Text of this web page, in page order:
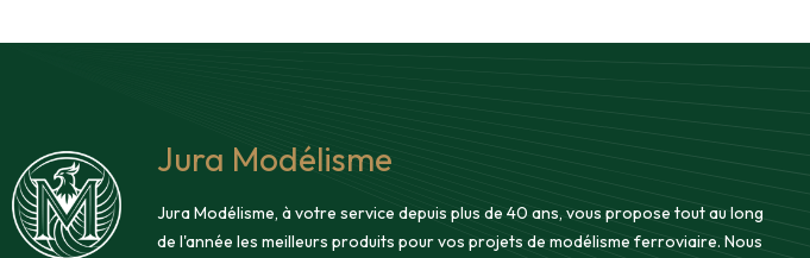
Jura Modélisme
Jura Modélisme, à votre service depuis plus de 40 ans, vous propose tout au long
de l'année les meilleurs produits pour vos projets de modélisme ferroviaire. Nous